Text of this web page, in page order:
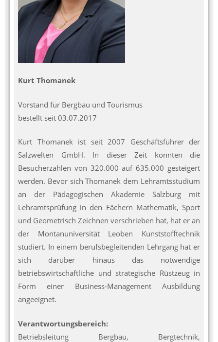
Kurt Thomanek
Vorstand für Bergbau und Tourismus
bestellt seit 03.07.2017
Kurt Thomanek ist seit 2007 Geschäftsführer der
Salzwelten GmbH. In dieser Zeit konnten die
Besucherzahlen von 320.000 auf 635.000 gesteigert
werden. Bevor sich Thomanek dem Lehramtsstudium
an der Pädagogischen Akademie Salzburg mit
Lehramtsprüfung in den Fächern Mathematik, Sport
und Geometrisch Zeichnen verschrieben hat, hat er an
der Montanuniversität Leoben Kunststofftechnik
studiert. In einem berufsbegleitenden Lehrgang hat er
sich darüber hinaus das notwendige
betriebswirtschaftliche und strategische Rüstzeug in
Form einer Business-Management Ausbildung
angeeignet.
Verantwortungsbereich:
Betriebsleitung Bergbau, Bergtechnik,